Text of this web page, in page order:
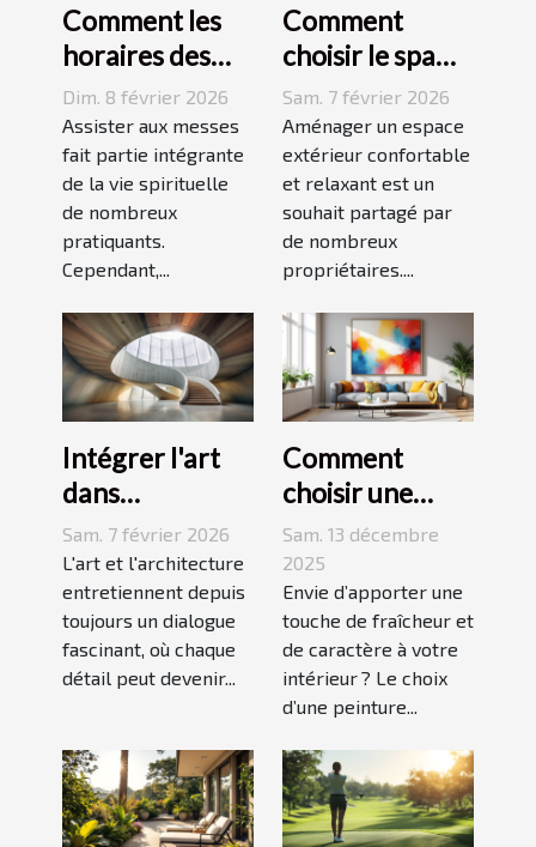
Comment les
horaires des
messes
facilitent la vie
des pratiquants
?
Dim. 8 février 2026
Assister aux messes
fait partie intégrante
de la vie spirituelle
de nombreux
pratiquants.
Cependant,...
Comment
choisir le spa
idéal pour
votre espace
extérieur ?
Sam. 7 février 2026
Aménager un espace
extérieur confortable
et relaxant est un
souhait partagé par
de nombreux
propriétaires....
Intégrer l'art
dans
l'architecture :
escaliers
comme moyen
d'expression
Sam. 7 février 2026
L'art et l'architecture
entretiennent depuis
toujours un dialogue
fascinant, où chaque
détail peut devenir...
Comment
choisir une
peinture
moderne pour
dynamiser
votre espace ?
Sam. 13 décembre
2025
Envie d’apporter une
touche de fraîcheur et
de caractère à votre
intérieur ? Le choix
d’une peinture...